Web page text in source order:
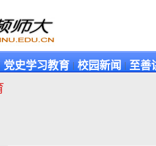
党史学习教育|校园新闻|至善